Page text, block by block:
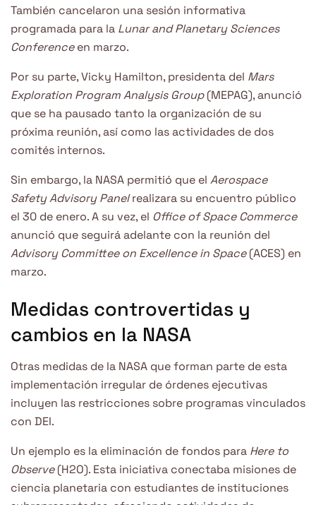
También cancelaron una sesión informativa
programada para la Lunar and Planetary Sciences
Conferenceen marzo.
Por su parte, Vicky Hamilton, presidenta del Mars
Exploration Program Analysis Group(MEPAG), anunció
que se ha pausado tanto la organización de su
próxima reunión, así como las actividades de dos
comités internos.
Sin embargo, la NASA permitió que el Aerospace
Safety Advisory Panelrealizara su encuentro público
el 30 de enero. A su vez, el Office of Space Commerce
anunció que seguirá adelante con la reunión del
Advisory Committee on Excellence in Space(ACES) en
marzo.
Medidas controvertidas y
cambios en la NASA
Otras medidas de la NASA que forman parte de esta
implementación irregular de órdenes ejecutivas
incluyen las restricciones sobre programas vinculados
con DEI.
Un ejemplo es la eliminación de fondos para Here to
Observe(H2O). Esta iniciativa conectaba misiones de
ciencia planetaria con estudiantes de instituciones